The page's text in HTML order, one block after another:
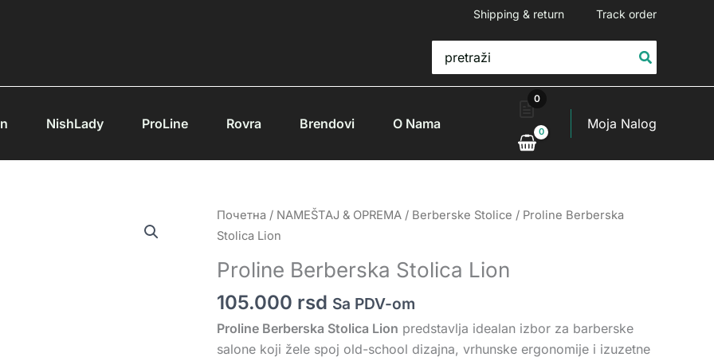
Shipping & return Track order
for:
NishLady ProLine Rovra Brendovi O Nama
0
Moja Nalog
Почетна / NAMEŠTAJ & OPREMA / Berberske Stolice / Proline Berberska
Stolica Lion
Proline Berberska Stolica Lion
105.000 rsd Sa PDV-om
Proline Berberska Stolica Lion predstavlja idealan izbor za barberske
salone koji žele spoj old-school dizajna, vrhunske ergonomije i izuzetne
Proline
Berberska
Lion
količina